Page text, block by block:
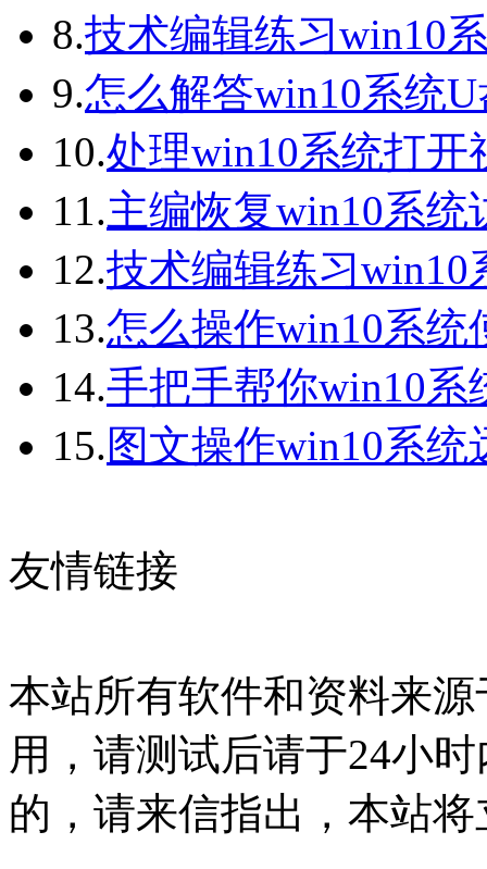
8.技术编辑练习win10
9.怎么解答win10系统
10.处理win10系统打
11.主编恢复win10系
12.技术编辑练习
13.怎么操作win10系
14.手把手帮你win10
15.图文操作win10系
友情链接
本站所有软件和资料来
用，请测试后请于24小
的，请来信指出，本站